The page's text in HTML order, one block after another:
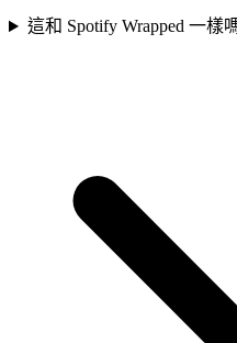
這和 Spotify Wrapped 一樣